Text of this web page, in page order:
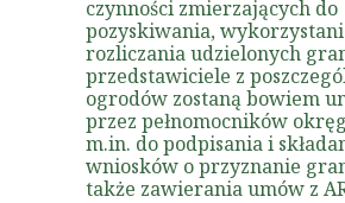
czynności zmierzających do
pozyskiwania,
rozliczania udzielonych
przedstawiciele z
ogrodów zostaną bowiem
przez pełnomocników
m.in. do podpisania i
wniosków o przyznanie
także zawierania umów z